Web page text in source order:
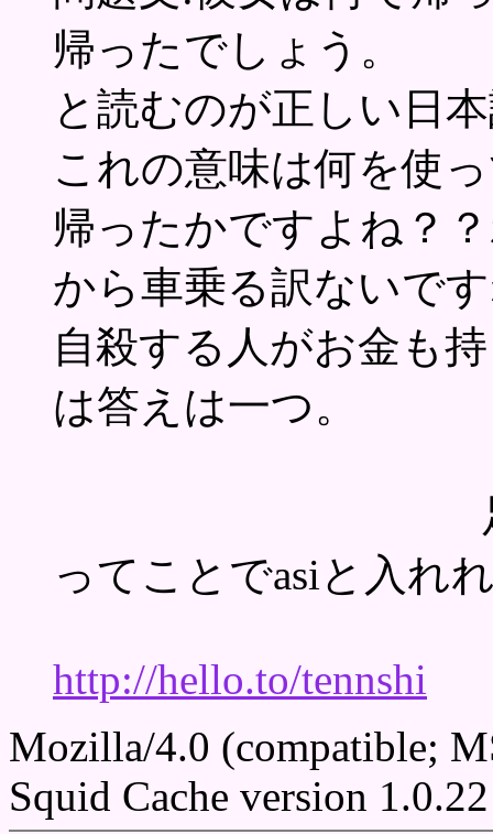
帰ったでしょう。
と読むのが正しい日
これの意味は何を使
帰ったかですよね？
から車乗る訳ないで
自殺する人がお金も
は答えは一つ。
足で帰っ
ってことでasiと入れ
http://hello.to/tennshi
Mozilla/4.0 (compatible;
Squid Cache version 1.0.22